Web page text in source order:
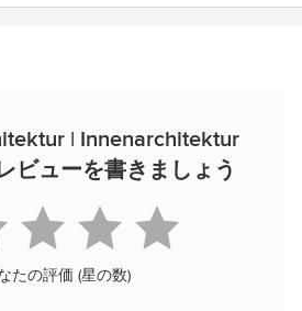
| Innenarchitektur
ビューを書きましょう
たの評価 (星の数)